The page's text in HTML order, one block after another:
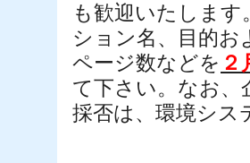
も歓迎いたしま
ション名、目的お
ページ数などを ２
て下さい。なお、
採否は、環境シス